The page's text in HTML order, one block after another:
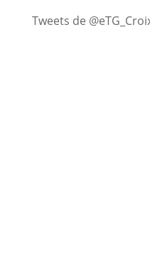
Tweets de